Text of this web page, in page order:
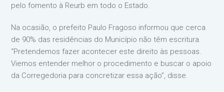
pelo fomento à Reurb em todo o Estado.
Na ocasião, o prefeito Paulo Fragoso informou que cerca
de 90% das residências do Município não têm escritura.
“Pretendemos fazer acontecer este direito às pessoas.
Viemos entender melhor o procedimento e buscar o apoio
da Corregedoria para concretizar essa ação”, disse.